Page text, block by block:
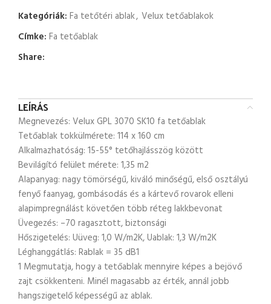
Kategóriák: Fa tetőtéri ablak, Velux tetőablakok
Címke: Fa tetőablak
Share:
LEÍRÁS
Megnevezés: Velux GPL 3070 SK10 fa tetőablak
Tetőablak tokkülmérete: 114 x 160 cm
Alkalmazhatóság: 15-55° tetőhajlásszög között
Bevilágító felület mérete: 1,35 m2
Alapanyag: nagy tömörségű, kiváló minőségű, első osztályú
fenyő faanyag, gombásodás és a kártevő rovarok elleni
alapimpregnálást követően több réteg lakkbevonat
Üvegezés: –70 ragasztott, biztonsági
Hőszigetelés: Uüveg: 1,0 W/m2K, Uablak: 1,3 W/m2K
Léghanggátlás: Rablak = 35 dB1
1 Megmutatja, hogy a tetőablak mennyire képes a bejövő
zajt csökkenteni. Minél magasabb az érték, annál jobb
hangszigetelő képességű az ablak.